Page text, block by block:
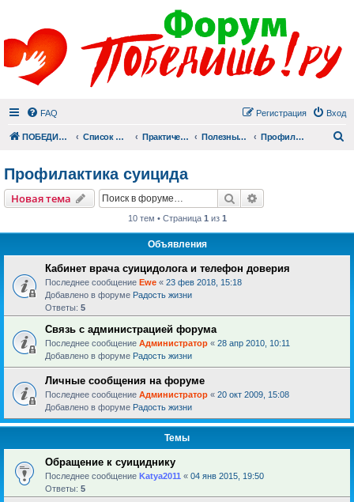
FAQ Вход
Регистрация
ПОБЕДИШЬ.РУ Список форумов Практический раздел Полезные материалы Профилактика суицида
Профилактика суицида
Новая тема Поиск
10 тем • Страница 1 из 1
Объявления
Кабинет врача суицидолога и телефон доверия
Последнее сообщение Ewe « 23 фев 2018, 15:18
Добавлено в форуме Радость жизни
Ответы: 5
Связь с администрацией форума
Последнее сообщение Администратор « 28 апр 2010, 10:11
Добавлено в форуме Радость жизни
Личные сообщения на форуме
Последнее сообщение Администратор « 20 окт 2009, 15:08
Добавлено в форуме Радость жизни
Темы
Обращение к суициднику
Последнее сообщение Katya2011 « 04 янв 2015, 19:50
Ответы: 5